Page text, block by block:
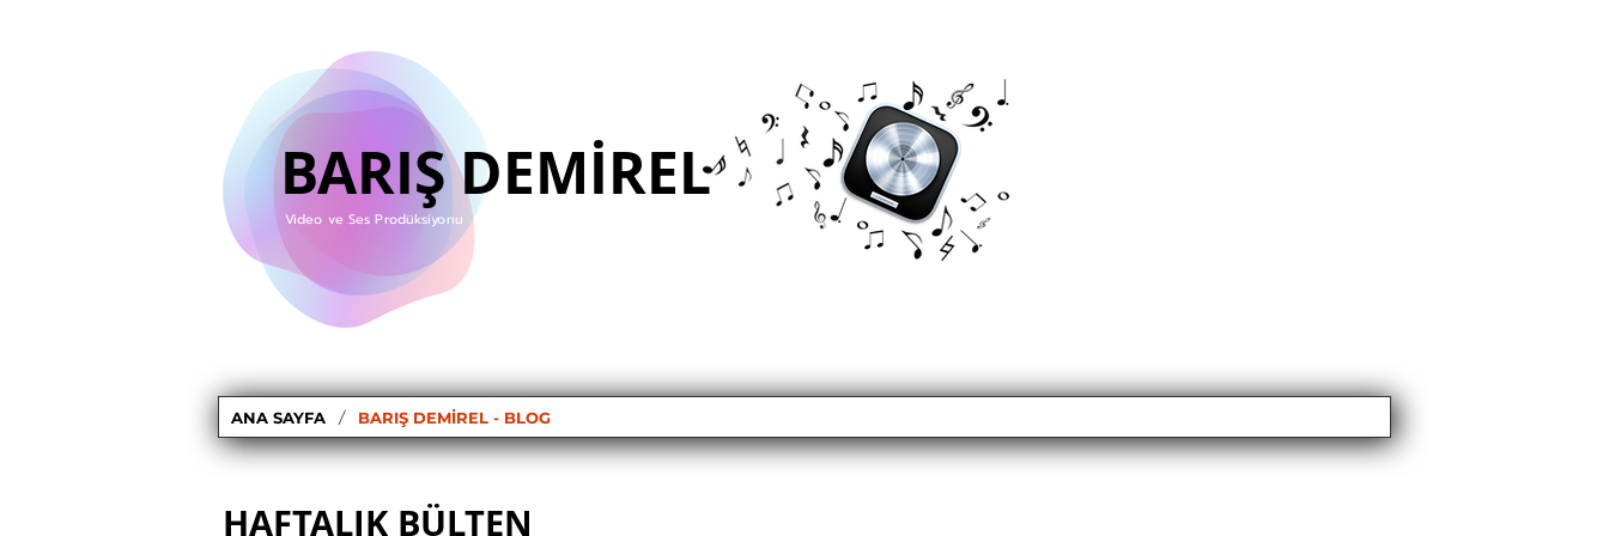
BARIŞ DEMİREL
Video ve Ses Prodüksiyonu
ANA SAYFA / BARIŞ DEMIREL - BLOG
HAFTALIK BÜLTEN